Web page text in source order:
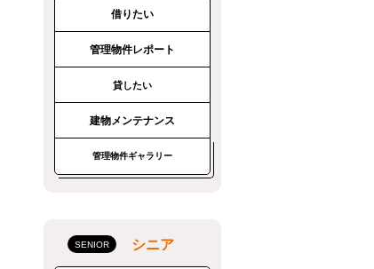
借りたい
管理物件レポート
貸したい
建物メンテナンス
管理物件ギャラリー
シニア